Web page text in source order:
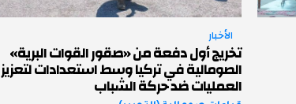
الأخبار
تخريج أول دفعة من «صقور القوات البرية»
الصومالية في تركيا وسط استعدادات لتعزيز
العمليات ضد حركة الشباب